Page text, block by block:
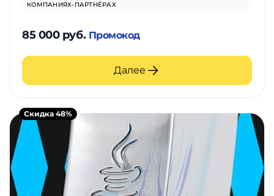
КОМПАНИЯХ-ПАРТНЁРАХ
85 000 руб. Промокод
Далее
Скидка 48%